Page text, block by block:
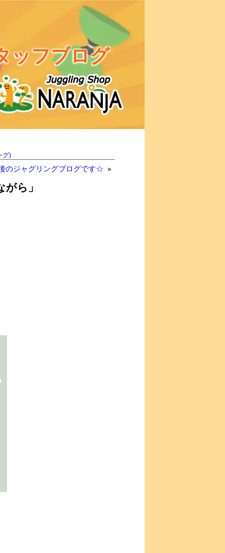
ッフブログ
グ)
のジャグリングブログです☆ »
ら」